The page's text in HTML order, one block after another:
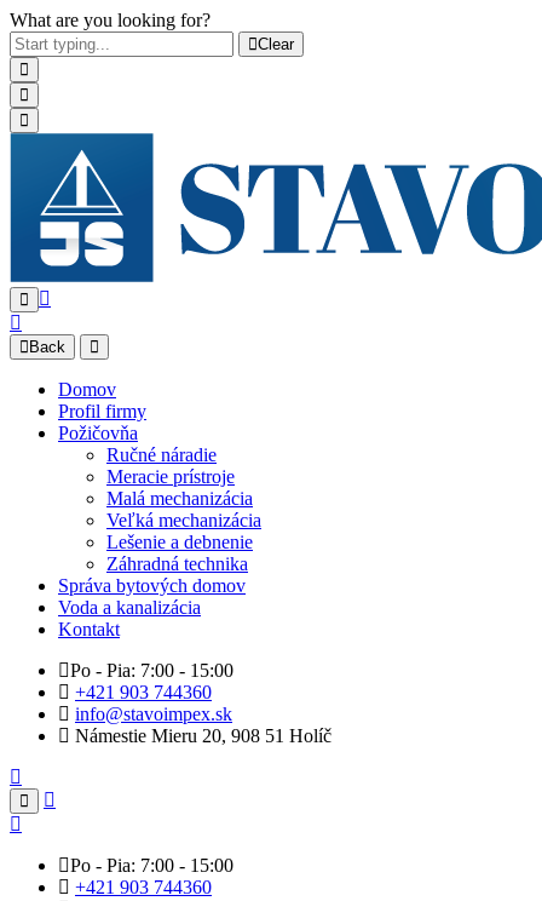
What are you looking for?
Clear
Back
Domov
Profil firmy
Požičovňa
Ručné náradie
Meracie prístroje
Malá mechanizácia
Veľká mechanizácia
Lešenie a debnenie
Záhradná technika
Správa bytových domov
Voda a kanalizácia
Kontakt
Po - Pia: 7:00 - 15:00
+421 903 744360
info@stavoimpex.sk
Námestie Mieru 20, 908 51 Holíč
Po - Pia: 7:00 - 15:00
+421 903 744360